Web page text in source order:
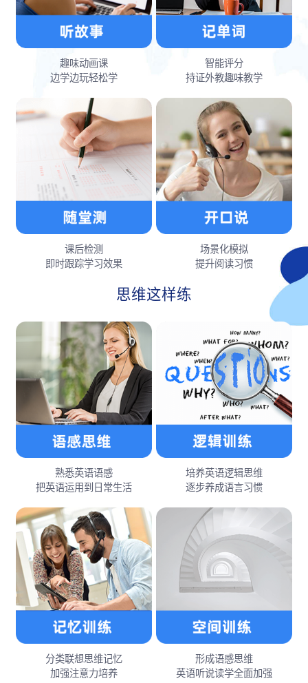
趣味动画课
边学边玩轻松学
智能评分
持证外教趣味教学
课后检测
即时跟踪学习效果
场景化模拟
提升阅读习惯
思维这样练
熟悉英语语感
把英语运用到日常生活
培养英语逻辑思维
逐步养成语言习惯
分类联想思维记忆
加强注意力培养
形成语感思维
英语听说读学全面加强